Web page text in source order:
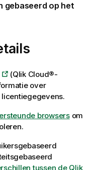
gebaseerd op het
(Qlik Cloud®-
over
browsersom
tussen de Qlik